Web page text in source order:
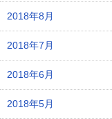
2018年8月
2018年7月
2018年6月
2018年5月